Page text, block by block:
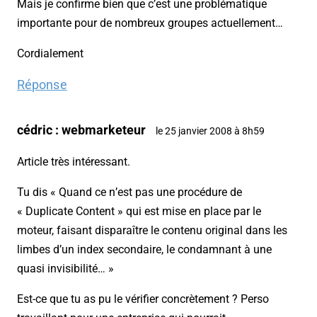
Mais je confirme bien que c’est une problématique
importante pour de nombreux groupes actuellement…
Cordialement
Réponse
cédric : webmarketeur le 25 janvier 2008 à 8h59
Article très intéressant.
Tu dis « Quand ce n’est pas une procédure de
« Duplicate Content » qui est mise en place par le
moteur, faisant disparaître le contenu original dans les
limbes d’un index secondaire, le condamnant à une
quasi invisibilité… »
Est-ce que tu as pu le vérifier concrètement ? Perso